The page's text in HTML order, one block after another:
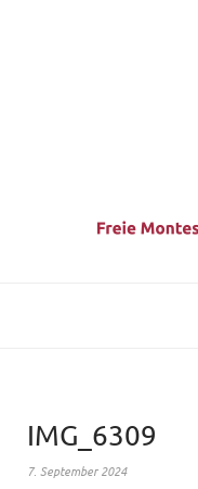
IMG_6309
7. September 2024